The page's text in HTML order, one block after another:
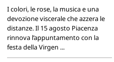
I colori, le rose, la musica e una
devozione viscerale che azzera le
distanze. Il 15 agosto Piacenza
rinnova l’appuntamento con la
festa della Virgen ...